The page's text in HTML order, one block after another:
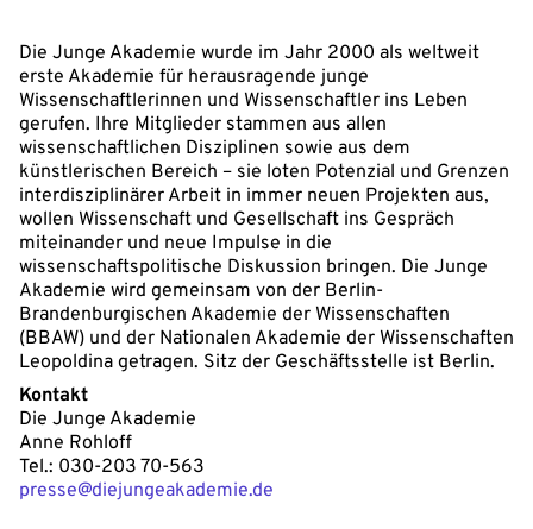
Die Junge Akademie wurde im Jahr 2000 als weltweit
erste Akademie für herausragende junge
Wissenschaftlerinnen und Wissenschaftler ins Leben
gerufen. Ihre Mitglieder stammen aus allen
wissenschaftlichen Disziplinen sowie aus dem
künstlerischen Bereich – sie loten Potenzial und Grenzen
interdisziplinärer Arbeit in immer neuen Projekten aus,
wollen Wissenschaft und Gesellschaft ins Gespräch
miteinander und neue Impulse in die
wissenschaftspolitische Diskussion bringen. Die Junge
Akademie wird gemeinsam von der Berlin-
Brandenburgischen Akademie der Wissenschaften
(BBAW) und der Nationalen Akademie der Wissenschaften
Leopoldina getragen. Sitz der Geschäftsstelle ist Berlin.
Kontakt
Die Junge Akademie
Anne Rohloff
Tel.: 030-203 70-563
presse@diejungeakademie.de